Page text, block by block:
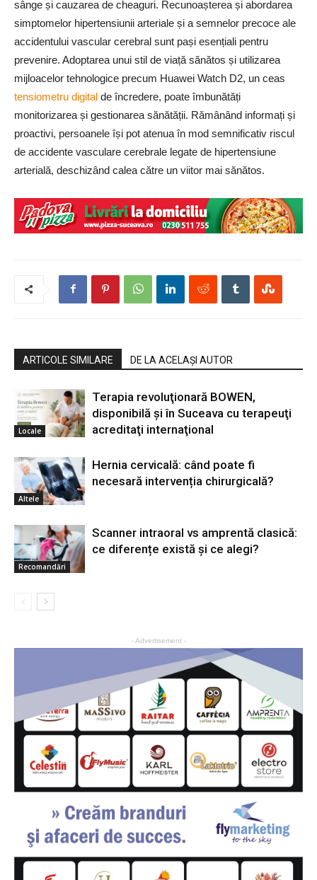
sânge și cauzarea de cheaguri. Recunoașterea și abordarea
simptomelor hipertensiunii arteriale și a semnelor precoce ale
accidentului vascular cerebral sunt pași esențiali pentru
prevenire. Adoptarea unui stil de viață sănătos și utilizarea
mijloacelor tehnologice precum Huawei Watch D2, un ceas
tensiometru digital de încredere, poate îmbunătăți
monitorizarea și gestionarea sănătății. Rămânând informați și
proactivi, persoanele își pot atenua în mod semnificativ riscul
de accidente vasculare cerebrale legate de hipertensiune
arterială, deschizând calea către un viitor mai sănătos.
ARTICOLE SIMILARE DE LA ACELAȘI AUTOR
Locale
Terapia revoluţionară BOWEN,
disponibilă şi în Suceava cu terapeuţi
acreditaţi internaţional
Altele
Hernia cervicală: când poate fi
necesară intervenția chirurgicală?
Recomandări
Scanner intraoral vs amprentă clasică:
ce diferențe există și ce alegi?
- Advertisement -